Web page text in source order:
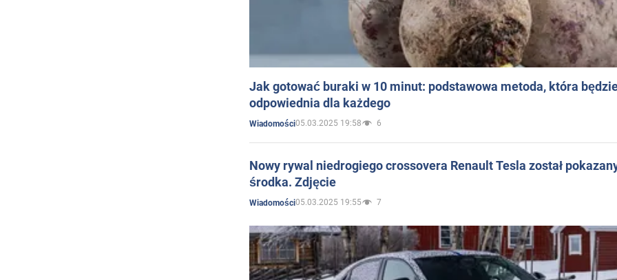
Jak gotować buraki w 10 minut: podstawowa metoda, która
odpowiednia dla każdego
Wiadomości05.03.2025 19:58 6
Nowy rywal niedrogiego crossovera Renault Tesla został
środka. Zdjęcie
Wiadomości05.03.2025 19:55 7